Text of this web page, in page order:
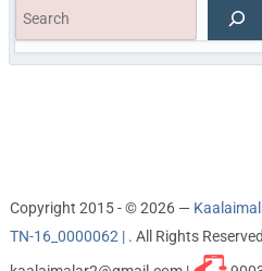
Copyright 2015 - © 2026 —
TN-16_0000062 | . All Rights